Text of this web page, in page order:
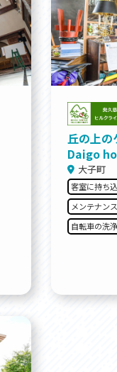
丘の上の
Daigo
大子町
客室に持ち
メンテナン
自転車の洗